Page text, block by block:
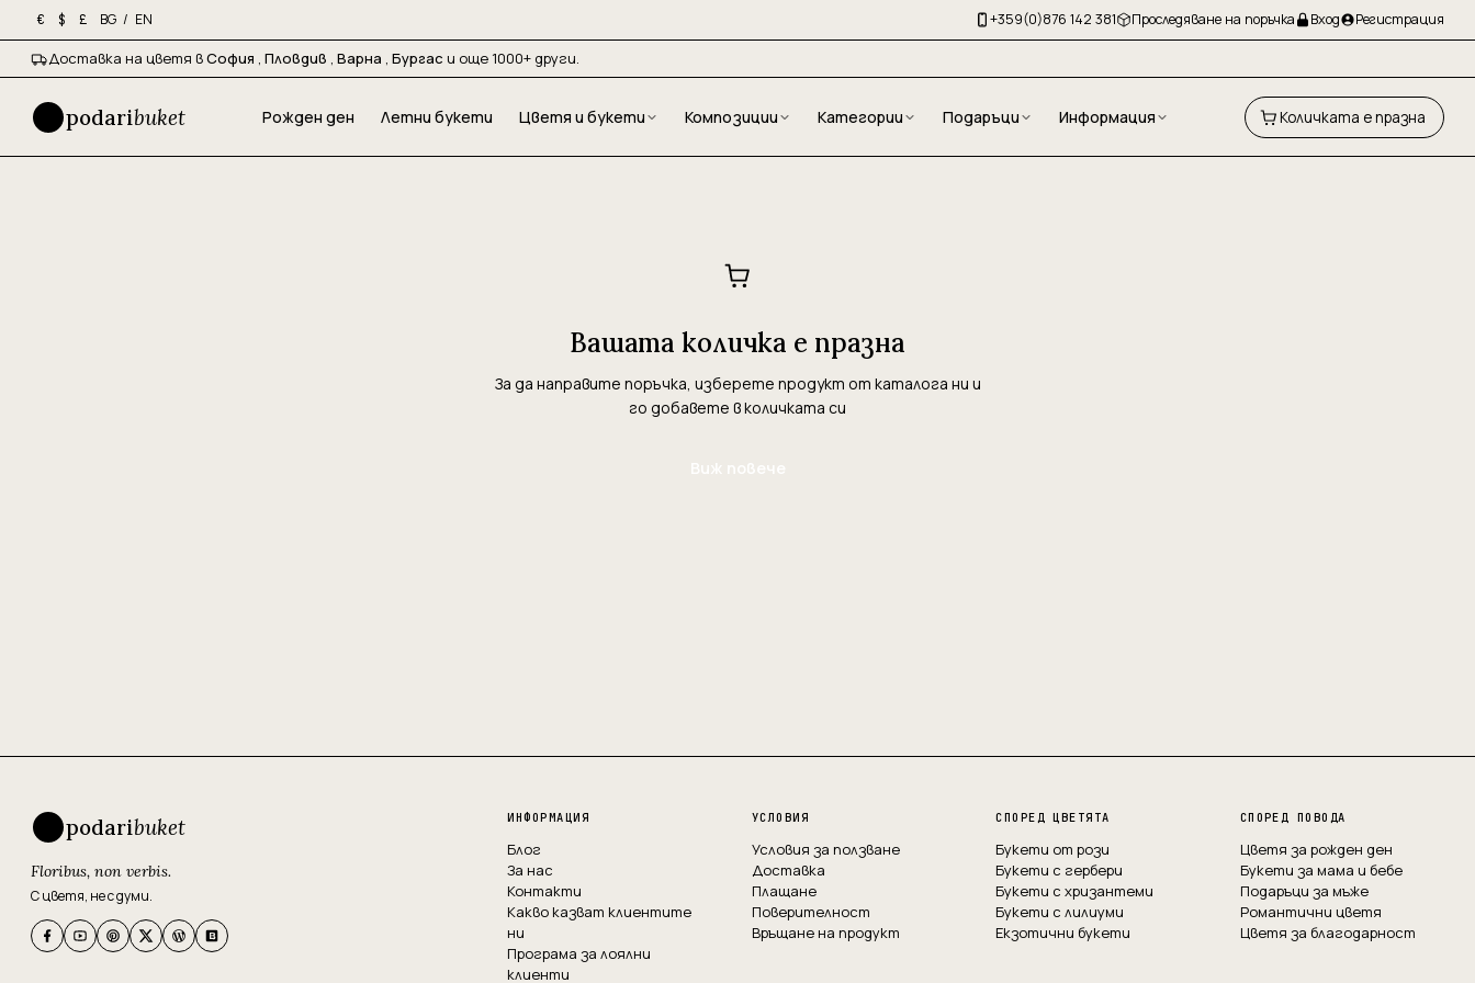
€ $ £ BG / EN +359(0)876 142 381 Проследяване на поръчка Вход Регистрация
Доставка на цветя вСофия , Пловдив , Варна , Бургас и още 1000+ други.
podaribuket Рожден ден Летни букети Цветя и букети Композиции Категории Подаръци Информация Количката е празна
Вашата количка е празна
За да направите поръчка, изберете продукт от каталога ни и
го добавете в количката си
Виж повече
podaribuket
Floribus, non verbis.
С цветя, не с думи.
ИНФОРМАЦИЯ
Блог
За нас
Контакти
Какво казват клиентите
ни
Програма за лоялни
клиенти
УСЛОВИЯ
Условия за ползване
Доставка
Плащане
Поверителност
Връщане на продукт
СПОРЕД ЦВЕТЯТА
Букети от рози
Букети с гербери
Букети с хризантеми
Букети с лилиуми
Екзотични букети
СПОРЕД ПОВОДА
Цветя за рожден ден
Букети за мама и бебе
Подаръци за мъже
Романтични цветя
Цветя за благодарност